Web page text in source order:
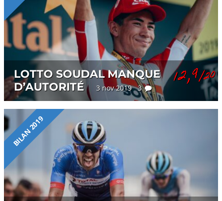
LOTTO SOUDAL MANQUE
D’AUTORITÉ
3 nov 2019 3
12,9/20
BILAN 2019